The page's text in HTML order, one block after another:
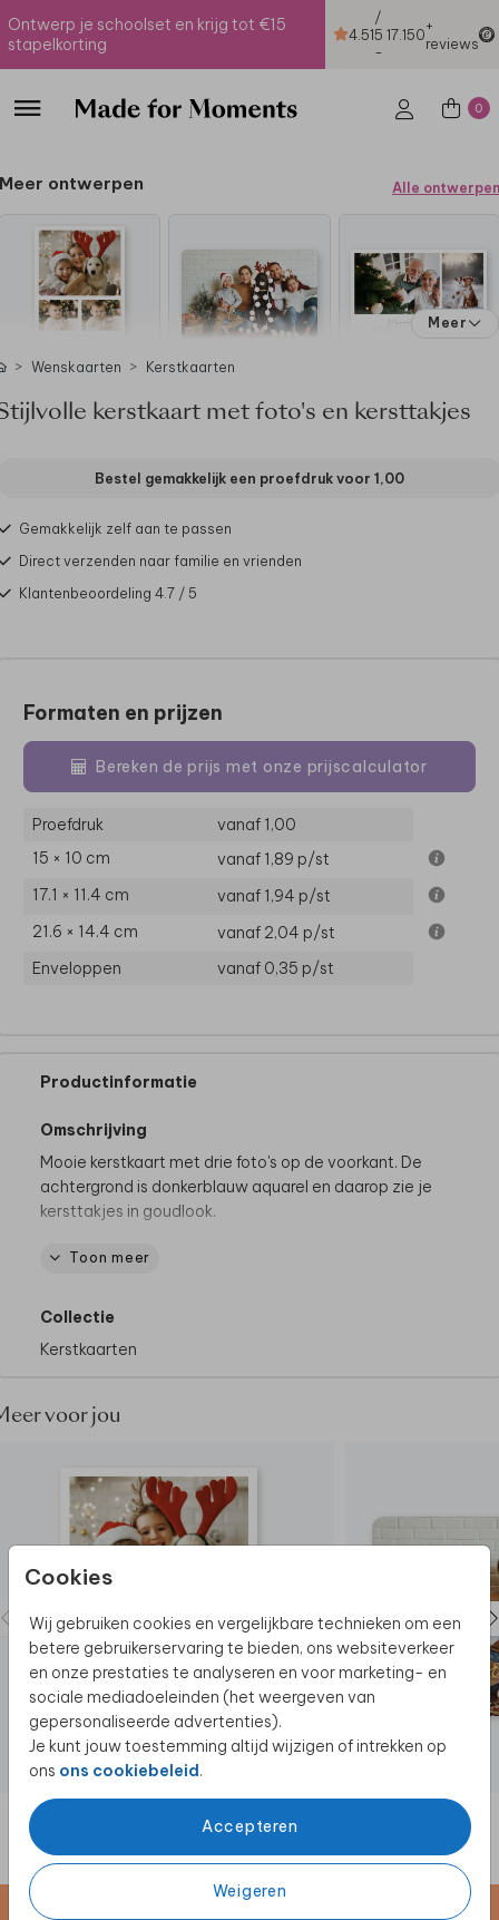
Ontwerp je schoolset en krijg tot €15
stapelkorting
4.51
/
5
-
17.150+
reviews
0
Cookies
Wij gebruiken cookies en vergelijkbare technieken om een
betere gebruikerservaring te bieden, ons websiteverkeer
en onze prestaties te analyseren en voor marketing- en
sociale mediadoeleinden (het weergeven van
gepersonaliseerde advertenties).
Je kunt jouw toestemming altijd wijzigen of intrekken op
ons ons cookiebeleid.
Accepteren
Weigeren
Meer ontwerpen Alle ontwerpen
Meer
Wenskaarten Kerstkaarten
kerstkaart met foto's en kersttakjes
Bestel gemakkelijk een proefdruk voor 1,00
Gemakkelijk zelf aan te passen
Direct verzenden naar familie en vrienden
Klantenbeoordeling 4.7 / 5
Formaten en prijzen
Bereken de prijs met onze prijscalculator
Proefdruk
vanaf 1,00
15 × 10 cm
vanaf 1,89 p/st
17.1 × 11.4 cm
vanaf 1,94 p/st
21.6 × 14.4 cm
vanaf 2,04 p/st
Enveloppen
vanaf 0,35 p/st
Productinformatie
Omschrijving
Mooie kerstkaart met drie foto's op de voorkant. De
achtergrond is donkerblauw aquarel en daarop zie je
kersttakjes in goudlook.
Bij Made for Moments gaan we altijd verder om jullie
staat deze optie er niet tussen? Neem dan
Toon meer
Collectie
Kerstkaarten
voor jou